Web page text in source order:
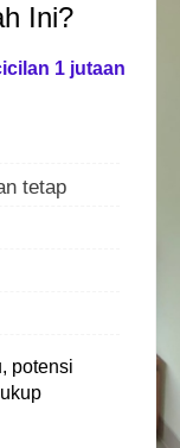
Ini?
1 jutaan
tetap
potensi